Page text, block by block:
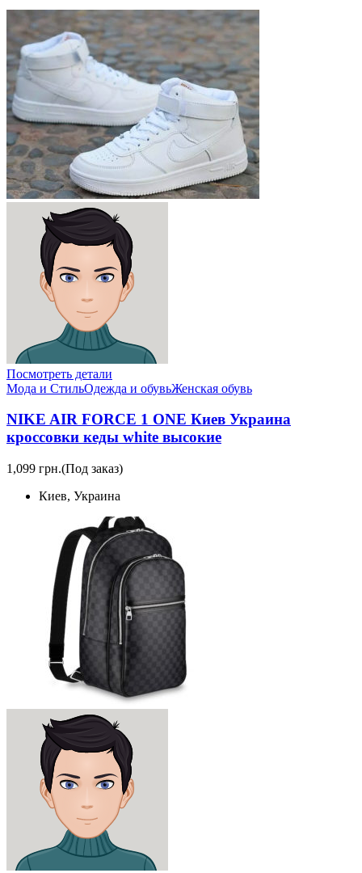
Посмотреть детали
Мода и СтильОдежда и обувьЖенская обувь
NIKE AIR FORCE 1 ONE Киев Украина
кроссовки кеды white высокие
1,099 грн.(Под заказ)
Киев, Украина